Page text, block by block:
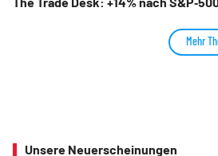
Mehr
Unsere Neuerscheinungen